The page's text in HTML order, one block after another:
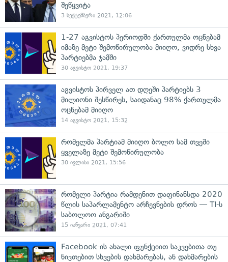
შეწყვიტა
3 სექტემბერი 2021, 12:06
1-27 აგვისტოს პერიოდში ქართულმა ოცნებამ
იმაზე მეტი შემოწირულობა მიიღო, ვიდრე სხვა
პარტიებმა ჯამში
30 აგვისტო 2021, 19:37
აგვისტოს პირველ ათ დღეში პარტიებს 3
მილიონი შესწირეს, საიდანაც 98% ქართულმა
ოცნებამ მიიღო
14 აგვისტო 2021, 15:32
რომელმა პარტიამ მიიღო ბოლო სამ თვეში
ყველაზე მეტი შემოწირულობა
30 ივლისი 2021, 15:56
რომელი პარტია რამდენით დაფინანსდა 2020
წლის საპარლამენტო არჩევნების დროს — TI-ს
საბოლოო ანგარიში
15 იანვარი 2021, 07:41
Facebook-ის ახალი ფუნქციით საკვებითა თუ
ნივთებით სხვების დახმარებას, ან დახმარების